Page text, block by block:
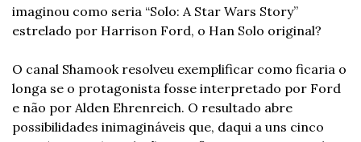
imaginou como seria “Solo: A Star Wars Story”
estrelado por Harrison Ford, o Han Solo original?
O canal Shamook resolveu exemplificar como ficaria o
longa se o protagonista fosse interpretado por Ford
e não por Alden Ehrenreich. O resultado abre
possibilidades inimagináveis que, daqui a uns cinco